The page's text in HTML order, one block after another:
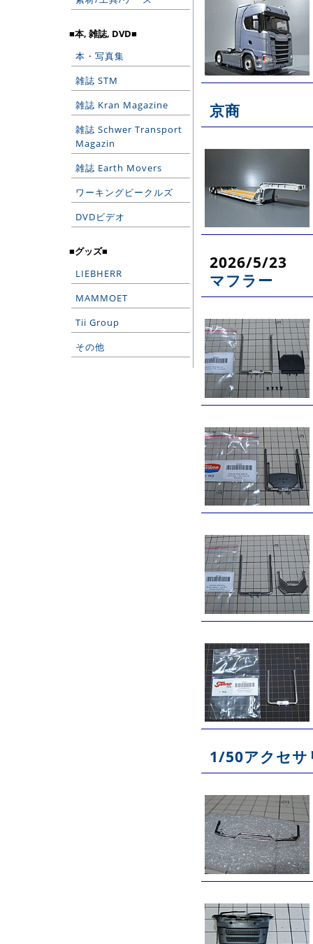
■本, 雑誌, DVD■
本・写真集
雑誌 STM
雑誌 Kran Magazine
雑誌 Schwer Transport
Magazin
雑誌 Earth Movers
ワーキングビークルズ
DVDビデオ
■グッズ■
LIEBHERR
MAMMOET
Tii Group
その他
京商
2026/5/23
マフラー
1/50アクセサ